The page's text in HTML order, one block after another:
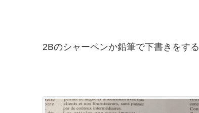
2Bのシャーペンか鉛筆で下書きをする